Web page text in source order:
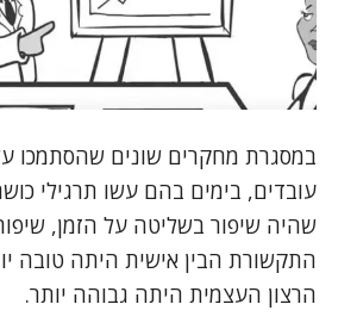
במסגרת מחקרים שונים שהסתמכו על
עובדים, בימים בהם עשו תרגילי
שהיה שיפור בשליטה על הזמן,
התקשורת הבין אישית היתה טובה
הרצון העצמית היתה גבוהה יותר.